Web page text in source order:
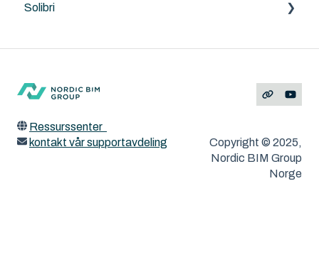
Land4
Archicad
MacOS og Windows
ArchiFrame
Solibri
Ressurssenter
kontakt vår supportavdeling
Copyright © 2025,
Nordic BIM Group
Norge